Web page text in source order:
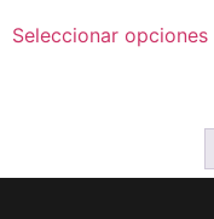
Seleccionar opciones